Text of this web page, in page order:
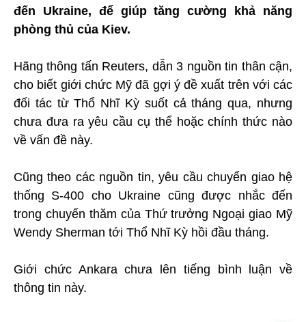
đến Ukraine, để giúp tăng cường khả năng
phòng thủ của Kiev.
Hãng thông tấn Reuters, dẫn 3 nguồn tin thân cận,
cho biết giới chức Mỹ đã gợi ý đề xuất trên với các
đối tác từ Thổ Nhĩ Kỳ suốt cả tháng qua, nhưng
chưa đưa ra yêu cầu cụ thể hoặc chính thức nào
về vấn đề này.
Cũng theo các nguồn tin, yêu cầu chuyển giao hệ
thống S-400 cho Ukraine cũng được nhắc đến
trong chuyến thăm của Thứ trưởng Ngoại giao Mỹ
Wendy Sherman tới Thổ Nhĩ Kỳ hồi đầu tháng.
Giới chức Ankara chưa lên tiếng bình luận về
thông tin này.